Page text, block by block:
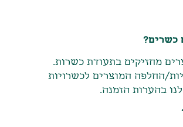
כשרים?
מחזיקים בתעודת כשרות.
החלפה המוצרים לכשרויות
בהערות הזמנה.